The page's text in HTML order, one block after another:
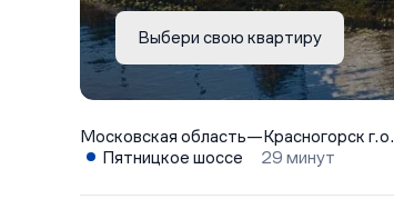
Выбери свою квартиру
Московская область—Красногорск г.о.
Пятницкое шоссе
29 минут